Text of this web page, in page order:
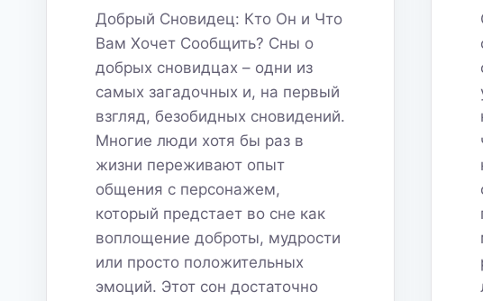
Добрый Сновидец: Кто Он и Что
Вам Хочет Сообщить? Сны о
добрых сновидцах – одни из
самых загадочных и, на первый
взгляд, безобидных сновидений.
Многие люди хотя бы раз в
жизни переживают опыт
общения с персонажем,
который предстает во сне как
воплощение доброты, мудрости
или просто положительных
эмоций. Этот сон достаточно